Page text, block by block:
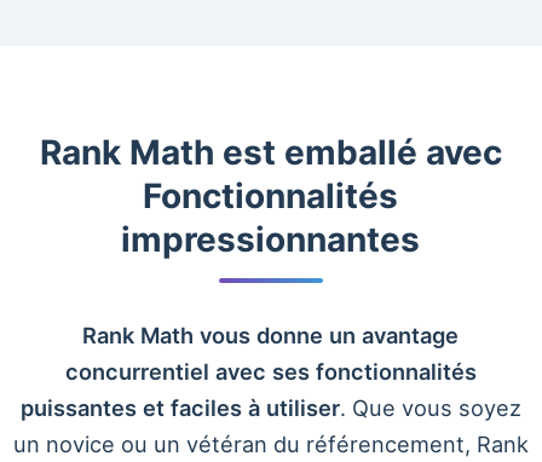
Rank Math est emballé avec
Fonctionnalités
impressionnantes
Rank Math vous donne un avantage
concurrentiel avec ses fonctionnalités
puissantes et faciles à utiliser. Que vous soyez
un novice ou un vétéran du référencement, Rank